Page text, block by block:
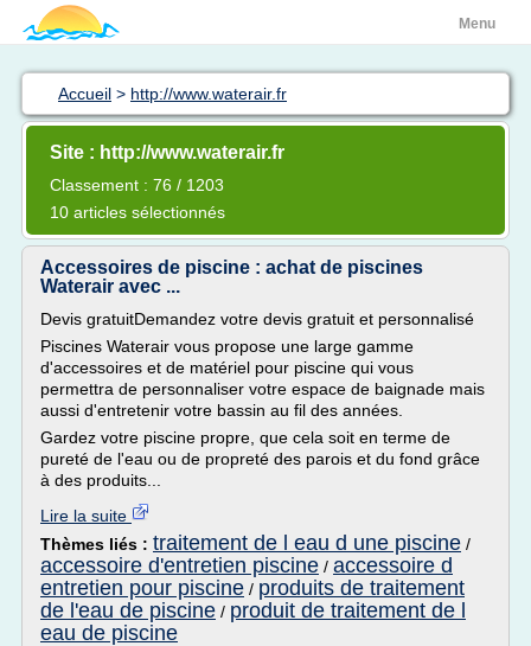
Menu
Accueil > http://www.waterair.fr
Site : http://www.waterair.fr
Classement : 76 / 1203
10 articles sélectionnés
Accessoires de piscine : achat de piscines
Waterair avec ...
Devis gratuitDemandez votre devis gratuit et personnalisé
Piscines Waterair vous propose une large gamme
d'accessoires et de matériel pour piscine qui vous
permettra de personnaliser votre espace de baignade mais
aussi d'entretenir votre bassin au fil des années.
Gardez votre piscine propre, que cela soit en terme de
pureté de l'eau ou de propreté des parois et du fond grâce
à des produits...
Lire la suite
Thèmes liés : traitement de l eau d une piscine /
accessoire d'entretien piscine / accessoire d
entretien pour piscine / produits de traitement
de l'eau de piscine / produit de traitement de l
eau de piscine